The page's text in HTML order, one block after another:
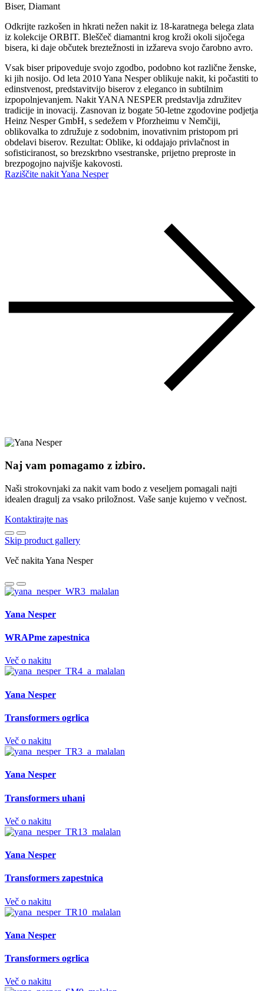
Biser, Diamant
Odkrijte razkošen in hkrati nežen nakit iz 18-karatnega belega zlata
iz kolekcije ORBIT. Bleščeč diamantni krog kroži okoli sijočega
bisera, ki daje občutek breztežnosti in izžareva svojo čarobno avro.
Vsak biser pripoveduje svojo zgodbo, podobno kot različne ženske,
ki jih nosijo. Od leta 2010 Yana Nesper oblikuje nakit, ki počastiti to
edinstvenost, predstavitvijo biserov z eleganco in subtilnim
izpopolnjevanjem. Nakit YANA NESPER predstavlja združitev
tradicije in inovacij. Zasnovan iz bogate 50-letne zgodovine podjetja
Heinz Nesper GmbH, s sedežem v Pforzheimu v Nemčiji,
oblikovalka to združuje z sodobnim, inovativnim pristopom pri
obdelavi biserov. Rezultat: Oblike, ki oddajajo privlačnost in
sofisticiranost, so brezskrbno vsestranske, prijetno preproste in
brezpogojno najvišje kakovosti.
Raziščite nakit Yana Nesper
Naj vam pomagamo z izbiro.
Naši strokovnjaki za nakit vam bodo z veseljem pomagali najti
idealen dragulj za vsako priložnost. Vaše sanje kujemo v večnost.
Kontaktirajte nas
Skip product gallery
Več nakita Yana Nesper
Yana Nesper
WRAPme zapestnica
Več o nakitu
Yana Nesper
Transformers ogrlica
Več o nakitu
Yana Nesper
Transformers uhani
Več o nakitu
Yana Nesper
Transformers zapestnica
Več o nakitu
Yana Nesper
Transformers ogrlica
Več o nakitu